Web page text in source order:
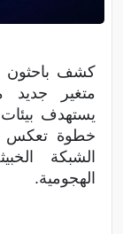
كشف باحثون
متغير جديد
يستهدف
خطوة تعكس
الهجومية.